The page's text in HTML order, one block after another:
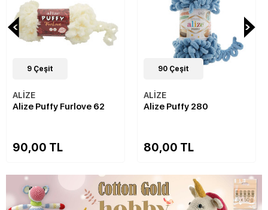
9 Çeşit
ALİZE
Alize Puffy Furlove 62
90,00 TL
90 Çeşit
ALİZE
Alize Puffy 280
80,00 TL